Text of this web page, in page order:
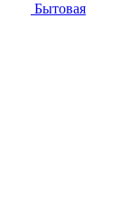
Бытовая